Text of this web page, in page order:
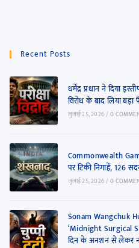
Recent Posts
धर्मेंद्र प्रधान ने दिया
विरोध के बाद लिया
जुलाई 25, 2026/0
Commonwealth
पर टिकी निगाहें, 126
जुलाई 25, 2026/0
Sonam Wangchuk
‘Midnight Surgical
दिन के अनशन से लेकर